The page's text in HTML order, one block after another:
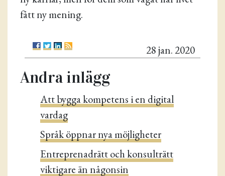
fått ny mening.
28 jan. 2020
Andra inlägg
Att bygga kompetens i en digital
vardag
Språk öppnar nya möjligheter
Entreprenadrätt och konsulträtt
viktigare än någonsin